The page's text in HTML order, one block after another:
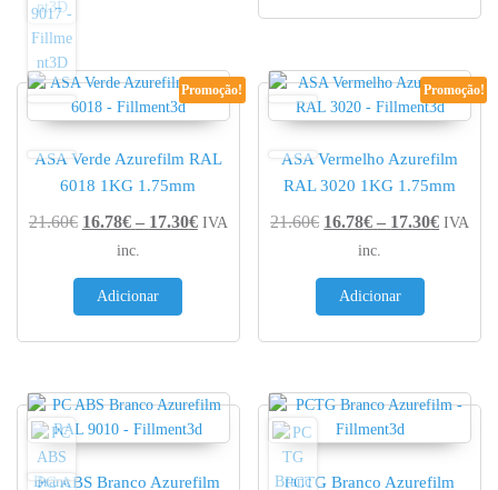
Promoção!
ASA Verde Azurefilm RAL
6018 1KG 1.75mm
21.60€ 16.78€ – 17.30€Price range: 16.78€ through 17.30€
IVA
inc.
Adicionar
Promoção!
ASA Vermelho Azurefilm
RAL 3020 1KG 1.75mm
21.60€ 16.78€ – 17.30€Price
IVA
inc.
Adicionar
PC ABS Branco Azurefilm
PCTG Branco Azurefilm